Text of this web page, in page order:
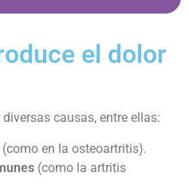
el dolor
causas, entre ellas:
(como en la osteoartritis).
(como la artritis